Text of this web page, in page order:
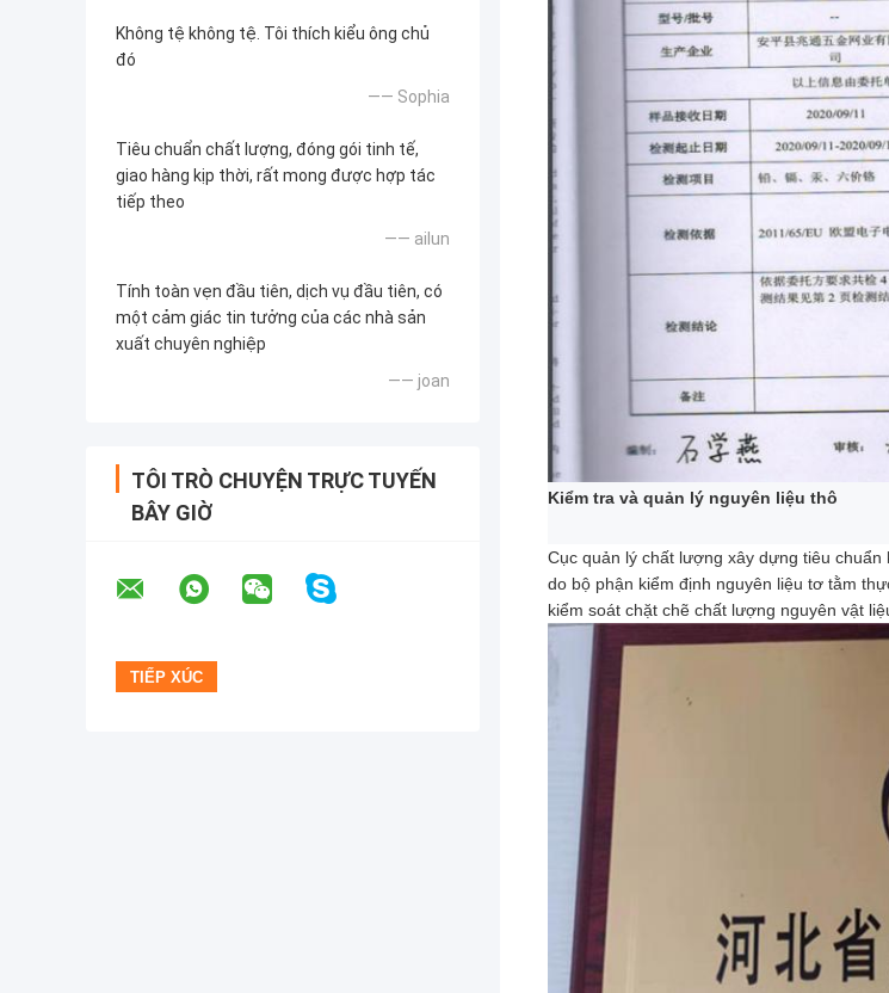
Không tệ không tệ. Tôi thích kiểu ông chủ
đó
—— Sophia
Tiêu chuẩn chất lượng, đóng gói tinh tế,
giao hàng kịp thời, rất mong được hợp tác
tiếp theo
—— ailun
Tính toàn vẹn đầu tiên, dịch vụ đầu tiên, có
một cảm giác tin tưởng của các nhà sản
xuất chuyên nghiệp
—— joan
TÔI TRÒ CHUYỆN TRỰC TUYẾN
BÂY GIỜ
Kiểm tra và quản lý nguyên liệu thô
Cục quản lý chất lượng xây dựng tiêu
do bộ phận kiểm định nguyên liệu tơ tằm
kiểm soát chặt chẽ chất lượng nguyên vật